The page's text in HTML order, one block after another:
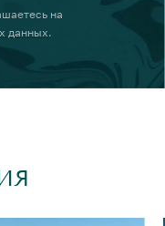
на
данных.